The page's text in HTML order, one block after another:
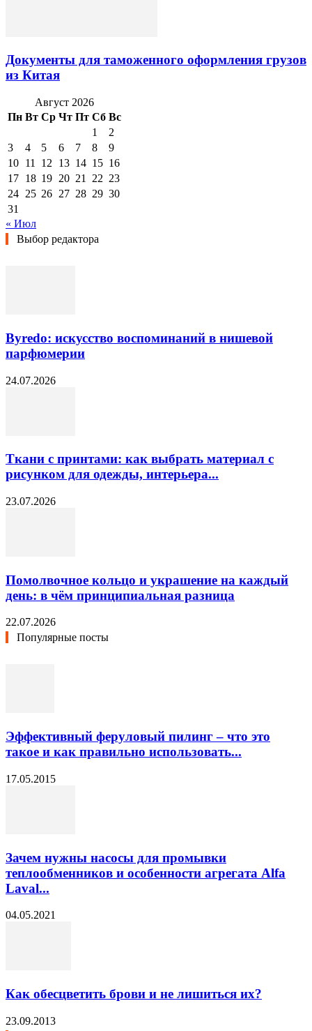
Документы для таможенного оформления грузов
из Китая
Август 2026
Пн Вт Ср Чт Пт Сб Вс
1
2
3
4 5 6 7 8
9
10 11 12 13 14 15 16
17 18 19 20 21 22 23
24 25 26 27 28 29 30
31
« Июл
Выбор редактора
Byredo: искусство воспоминаний в нишевой
парфюмерии
24.07.2026
Ткани с принтами: как выбрать материал с
рисунком для одежды, интерьера...
23.07.2026
Помолвочное кольцо и украшение на каждый
день: в чём принципиальная разница
22.07.2026
Популярные посты
Эффективный феруловый пилинг – что это
такое и как правильно использовать...
17.05.2015
Зачем нужны насосы для промывки
теплообменников и особенности агрегата Alfa
Laval...
04.05.2021
Как обесцветить брови и не лишиться их?
23.09.2013